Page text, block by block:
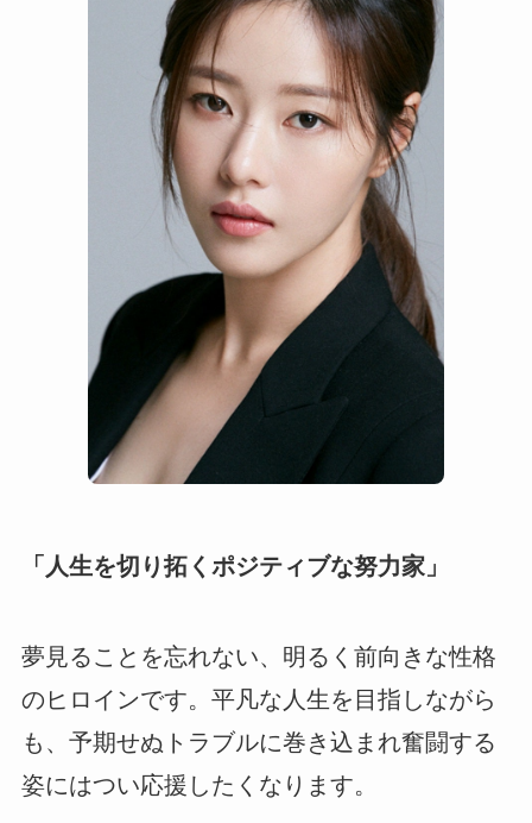
「人生を切り拓くポジティブな努力家」
夢見ることを忘れない、明るく前向きな性格
のヒロインです。平凡な人生を目指しながら
も、予期せぬトラブルに巻き込まれ奮闘する
姿にはつい応援したくなります。